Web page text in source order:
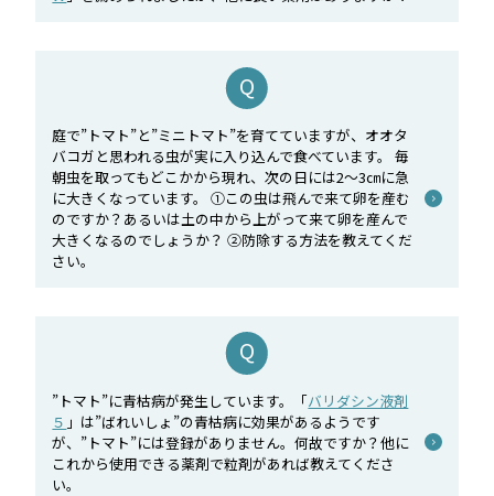
庭で”トマト”と”ミニトマト”を育てていますが、オオタ
バコガと思われる虫が実に入り込んで食べています。 毎
朝虫を取ってもどこかから現れ、次の日には2～3㎝に急
に大きくなっています。 ①この虫は飛んで来て卵を産む
のですか？あるいは土の中から上がって来て卵を産んで
大きくなるのでしょうか？ ②防除する方法を教えてくだ
さい。
”トマト”に青枯病が発生しています。「バリダシン液剤
５ 」は”ばれいしょ”の青枯病に効果があるようです
が、”トマト”には登録がありません。何故ですか？他に
これから使用できる薬剤で粒剤があれば教えてくださ
い。